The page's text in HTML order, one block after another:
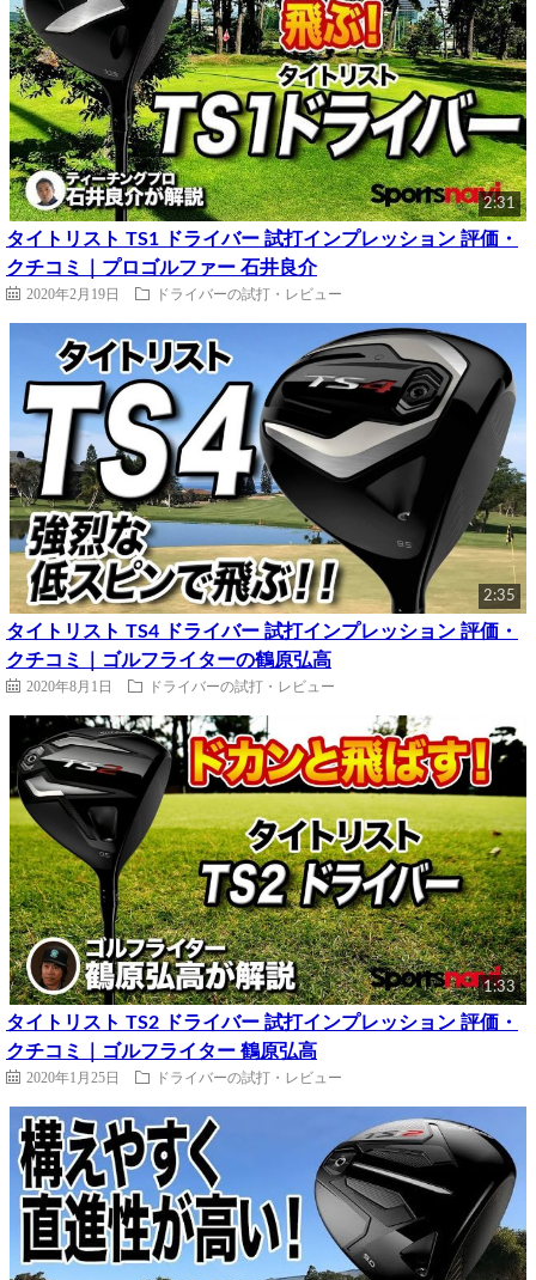
2:31
タイトリスト TS1 ドライバー 試打インプレッション 評価・
クチコミ｜プロゴルファー 石井良介
2020年2月19日 ドライバーの試打・レビュー
2:35
タイトリスト TS4 ドライバー 試打インプレッション 評価・
クチコミ｜ゴルフライターの鶴原弘高
2020年8月1日 ドライバーの試打・レビュー
1:33
タイトリスト TS2 ドライバー 試打インプレッション 評価・
クチコミ｜ゴルフライター 鶴原弘高
2020年1月25日 ドライバーの試打・レビュー